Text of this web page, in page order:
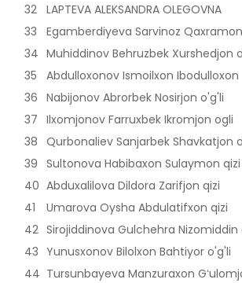
32 LAPTEVA ALEKSANDRA OLEGOVNA
33
Egamberdiyeva Sarvinoz
34 Muhiddinov Behruzbek Xurshedjon
35
Abdulloxonov Ismoilxon Ibodulloxon
36 Nabijonov Abrorbek Nosirjon o'g'li
37 Ilxomjonov Farruxbek Ikromjon ogli
38 Qurbonaliev Sanjarbek Shavkatjon
39 Sultonova Habibaxon Sulaymon qizi
40 Abduxalilova Dildora Zarifjon qizi
41
Umarova Oysha Abdulatifxon qizi
42 Sirojiddinova Gulchehra Nizomiddin
43 Yunusxonov Bilolxon Bahtiyor o'g'li
44 Tursunbayeva Manzuraxon